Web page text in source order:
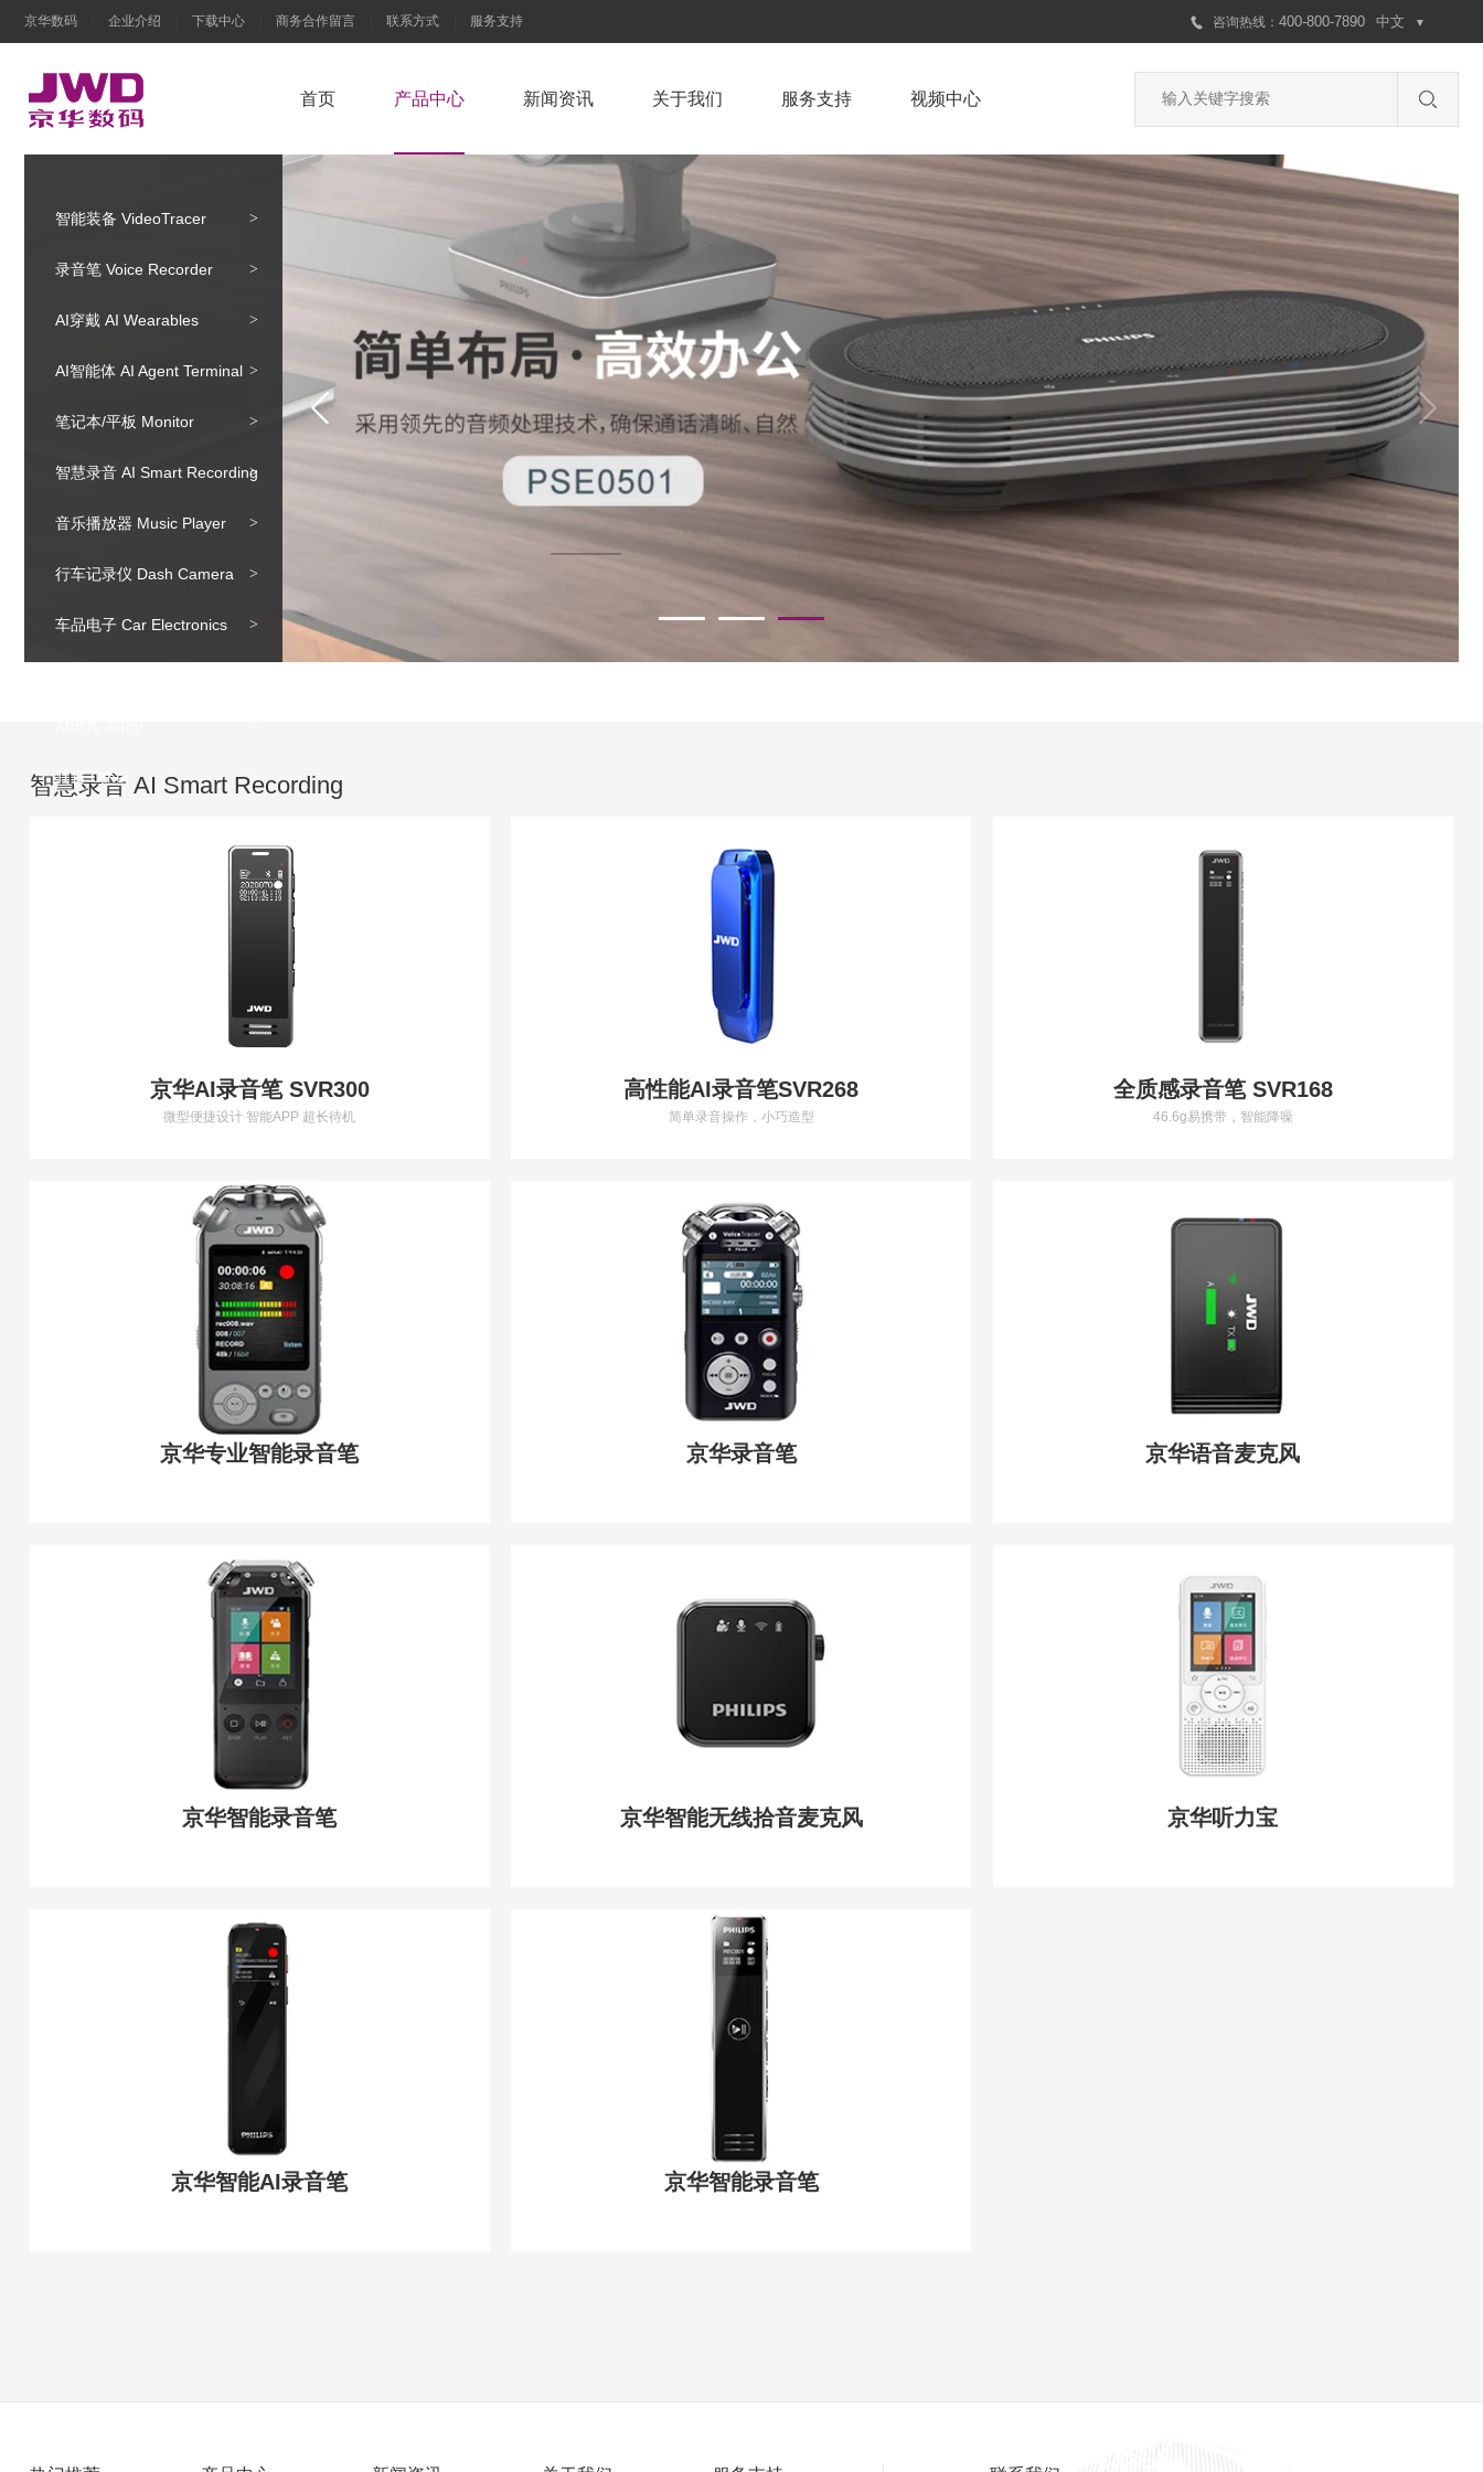
京华数码 企业介绍 下载中心 商务合作留言 联系方式 服务支持 中文 ▼
咨询热线 ： 400-800-7890
首页 产品中心 新闻资讯 关于我们 服务支持 视频中心
智能装备 VideoTracer
录音笔 Voice Recorder
AI穿戴 AI Wearables
AI智能体 AI Agent Terminal
笔记本/平板 Monitor
智慧录音 AI Smart Recording
音乐播放器 Music Player
行车记录仪 Dash Camera
车品电子 Car Electronics
其它 Other
智慧录音 AI Smart Recording
京华AI录音笔 SVR300
微型便捷设计 智能APP 超长待机
高性能AI录音笔SVR268
简单录音操作，小巧造型
全质感录音笔 SVR168
46.6g易携带，智能降噪
京华专业智能录音笔 京华录音笔 京华语音麦克风
京华智能录音笔 京华智能无线拾音麦克风 京华听力宝
京华智能AI录音笔 京华智能录音笔